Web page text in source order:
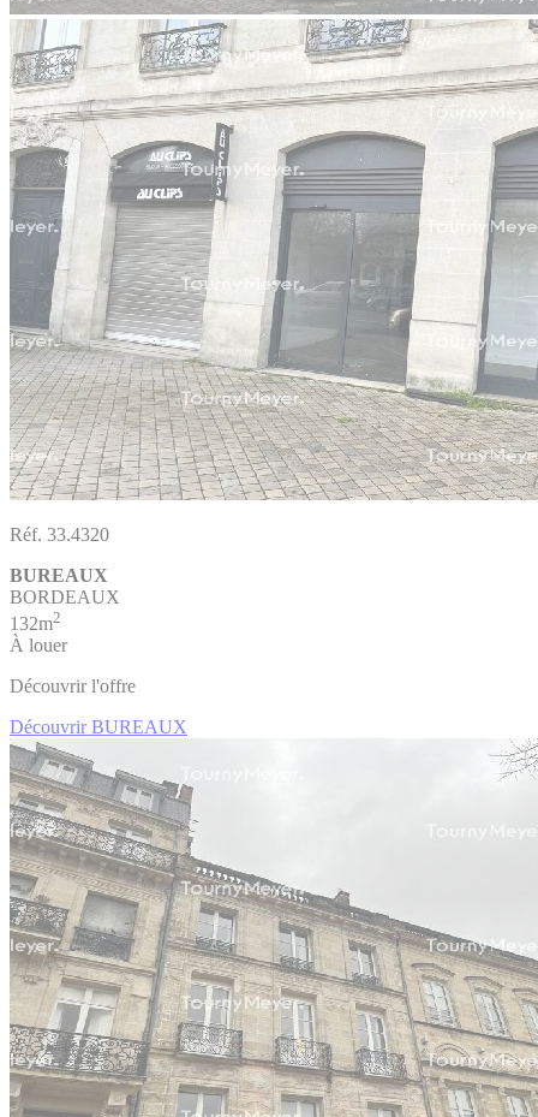
Réf. 33.4320
BUREAUX
BORDEAUX
132m2
À louer
Découvrir l'offre
Découvrir BUREAUX